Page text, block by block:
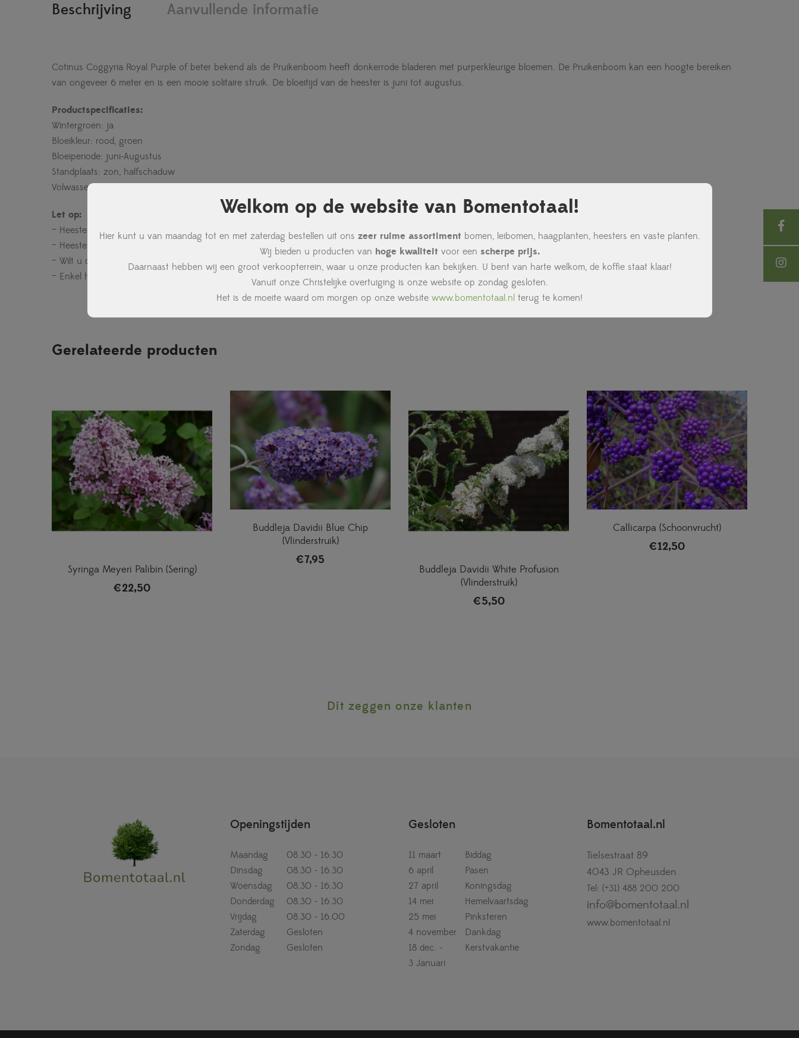
Welkom op de website van Bomentotaal!
Hier kunt u van maandag tot en met zaterdag bestellen uit ons zeer ruime assortiment bomen, leibomen, haagplanten, heesters en vaste planten.
Wij bieden u producten van hoge kwaliteit voor een scherpe prijs.
Daarnaast hebben wij een groot verkoopterrein, waar u onze producten kan bekijken. U bent van harte welkom, de koffie staat klaar!
Vanuit onze Christelijke overtuiging is onze website op zondag gesloten.
Het is de moeite waard om morgen op onze website www.bomentotaal.nl terug te komen!
Beschrijving Aanvullende informatie
Cotinus Coggyria Royal Purple of beter bekend als de Pruikenboom heeft donkerrode bladeren met purperkleurige bloemen. De Pruikenboom kan een hoogte bereiken
van ongeveer 6 meter en is een mooie solitaire struik. De bloeitijd van de heester is juni tot augustus.
Productspecificaties:
Wintergroen: ja
Bloeikleur: rood, groen
Bloeiperiode: juni-Augustus
Standplaats: zon, halfschaduw
Volwassen plantgrootte 4-6 meter
Let op:
– Heesters, vaste planten en siergrassen zijn alleen leverbaar i.c.m. bomen of hagen.
– Heesters, vaste planten en siergrassen worden niet aangeplant.
– Wilt u deze wél aangeplant hebben, vraag dan gerust een offerte aan.
– Enkel heesters of vaste planten zijn te bestellen op www.debomenshop.nl.
Gerelateerde producten
Syringa Meyeri Palibin (Sering)
€22,50
Buddleja Davidii Blue Chip
(Vlinderstruik)
€7,95
Buddleja Davidii White Profusion
(Vlinderstruik)
€5,50
Callicarpa (Schoonvrucht)
€12,50
Dit zeggen onze klanten
Openingstijden
Maandag
08.30 - 16.30
Dinsdag
08.30 - 16.30
Woensdag
08.30 - 16.30
Donderdag
08.30 - 16.30
Vrijdag
08.30 - 16.00
Zaterdag
Gesloten
Zondag
Gesloten
Gesloten
11 maart
Biddag
6 april
Pasen
27 april
Koningsdag
14 mei
Hemelvaartsdag
25 mei
Pinksteren
4 november
Dankdag
18 dec. -
Kerstvakantie
3 Januari
Bomentotaal.nl
Tielsestraat 89
4043 JR Opheusden
Tel: (+31) 488 200 200
info@bomentotaal.nl
www.bomentotaal.nl